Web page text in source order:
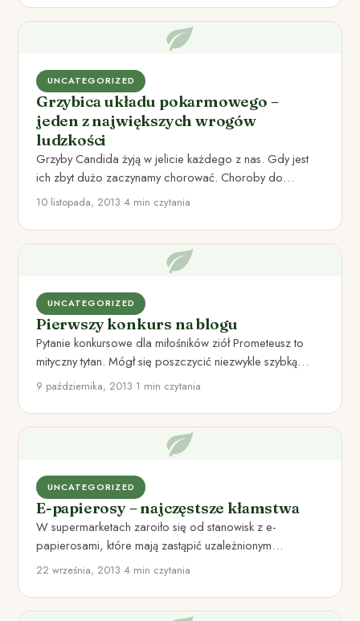
UNCATEGORIZED
Grzybica układu pokarmowego –
jeden z największych wrogów
ludzkości
Grzyby Candida żyją w jelicie każdego z nas. Gdy jest
ich zbyt dużo zaczynamy chorować. Choroby do
których…
10 listopada, 2013•4 min czytania
UNCATEGORIZED
Pierwszy konkurs na blogu
Pytanie konkursowe dla miłośników ziół Prometeusz to
mityczny tytan. Mógł się poszczycić niezwykle szybką
regeneracją wątroby – odrastała…
9 października, 2013•1 min czytania
UNCATEGORIZED
E-papierosy – najczęstsze kłamstwa
W supermarketach zaroiło się od stanowisk z e-
papierosami, które mają zastąpić uzależnionym
„normalne” palenie. E-papieros ma pomóc odejść…
22 września, 2013•4 min czytania